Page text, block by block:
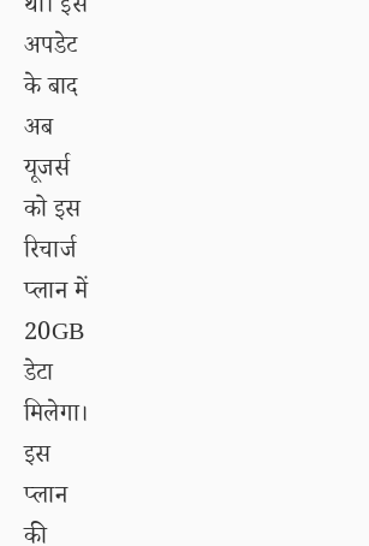
था। इस
अपडेट
के बाद
अब
यूजर्स
को इस
रिचार्ज
प्लान में
20GB
डेटा
मिलेगा।
इस
प्लान